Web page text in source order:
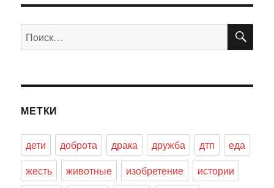
Искать:
МЕТКИ
дети доброта драка дружба дтп
еда
жесть
животные изобретение истории